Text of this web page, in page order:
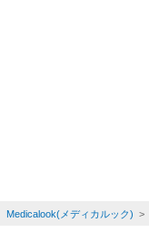
Medicalook(メディカルック) >